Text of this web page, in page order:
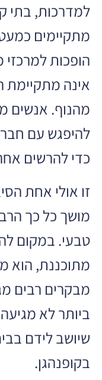
למדרכות, בתי
מתקיימים
הופכות
אינה מתקיימת
מהנוף. אנשים
להיפגש עם
כדי להרשים
זו אולי אחת
מושך כל כך
טבעי. במקום
מתוכננת, הוא
מבקרים רבים
ביותר לא
שיושב לידם
בקופנהגן.